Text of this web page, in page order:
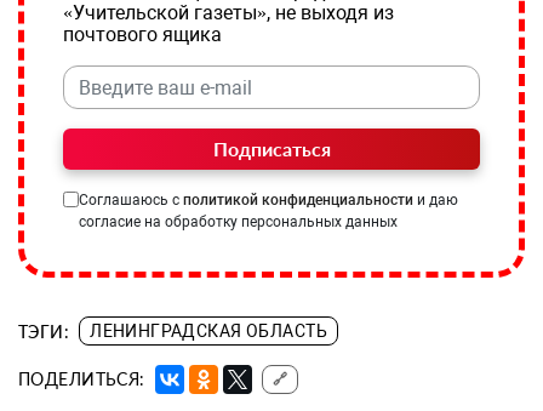
«Учительской газеты», не выходя из
почтового ящика
Подписаться
Соглашаюсь с политикой конфиденциальности и даю
согласие на обработку персональных данных
ТЭГИ: ЛЕНИНГРАДСКАЯ ОБЛАСТЬ
ПОДЕЛИТЬСЯ: 🔗